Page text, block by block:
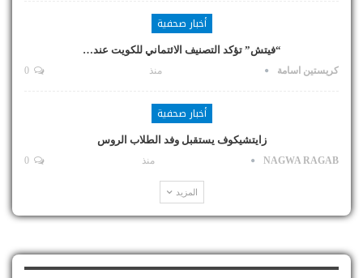
أخبار صحفية
“فيتش” تؤكد التصنيف الائتماني للكويت عند…
كريستين اسامة منذ
أخبار صحفية
زايتشيكوف يستقبل وفد الطلاب الروس
NAGWA RAGAB منذ
المزيد